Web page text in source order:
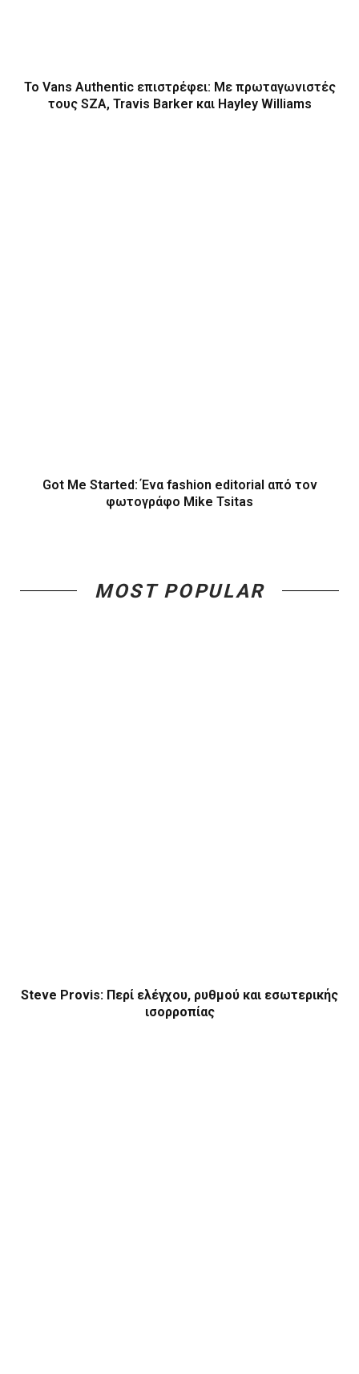
Το Vans Authentic επιστρέφει: Με πρωταγωνιστές
τους SZA, Travis Barker και Hayley Williams
Got Me Started: Ένα fashion editorial από τον
φωτογράφο Mike Tsitas
MOST POPULAR
Steve Provis: Περί ελέγχου, ρυθμού και εσωτερικής
ισορροπίας